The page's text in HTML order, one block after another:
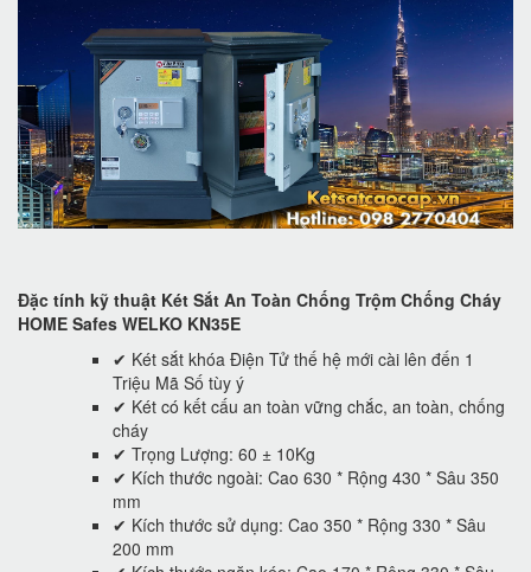
Đặc tính kỹ thuật Két Sắt An Toàn Chống Trộm Chống Cháy
HOME Safes WELKO KN35E
✔ Két sắt khóa Điện Tử thế hệ mới cài lên đến 1
Triệu Mã Số tùy ý
✔ Két có kết cấu an toàn vững chắc, an toàn, chống
cháy
✔ Trọng Lượng: 60 ± 10Kg
✔ Kích thước ngoài: Cao 630 * Rộng 430 * Sâu 350
mm
✔ Kích thước sử dụng: Cao 350 * Rộng 330 * Sâu
200 mm